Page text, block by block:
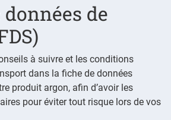
de
à suivre et les conditions
dans la fiche de données
produit argon, afin d’avoir les
pour éviter tout risque lors de vos